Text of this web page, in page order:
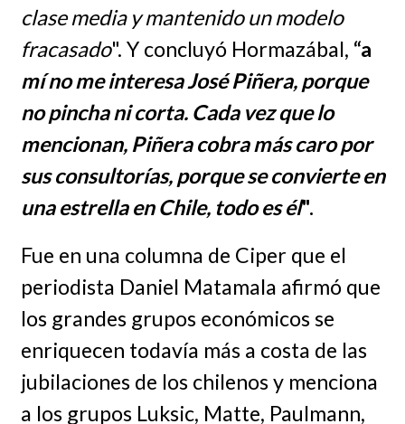
clase media y mantenido un modelo
fracasado". Y concluyó Hormazábal, “a
mí no me interesa José Piñera, porque
no pincha ni corta. Cada vez que lo
mencionan, Piñera cobra más caro por
sus consultorías, porque se convierte en
una estrella en Chile, todo es él".
Fue en una columna de Ciper que el
periodista Daniel Matamala afirmó que
los grandes grupos económicos se
enriquecen todavía más a costa de las
jubilaciones de los chilenos y menciona
a los grupos Luksic, Matte, Paulmann,